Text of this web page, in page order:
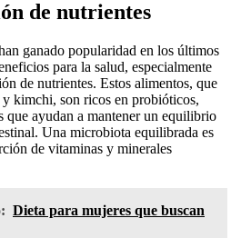
de nutrientes
ganado popularidad en los últimos
para la salud, especialmente
de nutrientes. Estos alimentos, que
kimchi, son ricos en probióticos,
que ayudan a mantener un equilibrio
Una microbiota equilibrada es
de vitaminas y minerales
Dieta para mujeres que buscan